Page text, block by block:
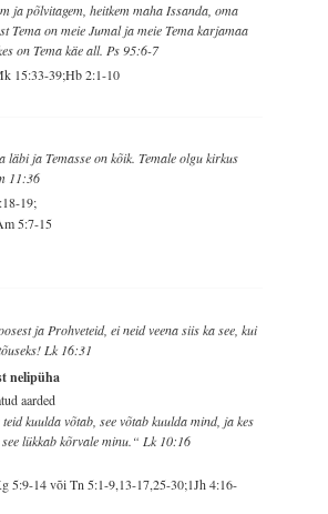
ja põlvitagem, heitkem maha Issanda, oma
Tema on meie Jumal ja meie Tema karjamaa
on Tema käe all. Ps 95:6-7
15:33-39;Hb 2:1-10
läbi ja Temasse on kõik. Temale olgu kirkus
11:36
19;
5:7-15
ja Prohveteid, ei neid veena siis ka see, kui
Lk 16:31
nelipüha
aarded
kuulda võtab, see võtab kuulda mind, ja kes
lükkab kõrvale minu.“ Lk 10:16
5:9-14 või Tn 5:1-9,13-17,25-30;1Jh 4:16-